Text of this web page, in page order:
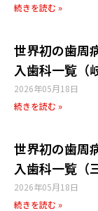
続きを読む »
世界初の歯周
入歯科一覧（
2026年05月18日
続きを読む »
世界初の歯周
入歯科一覧（
2026年05月18日
続きを読む »